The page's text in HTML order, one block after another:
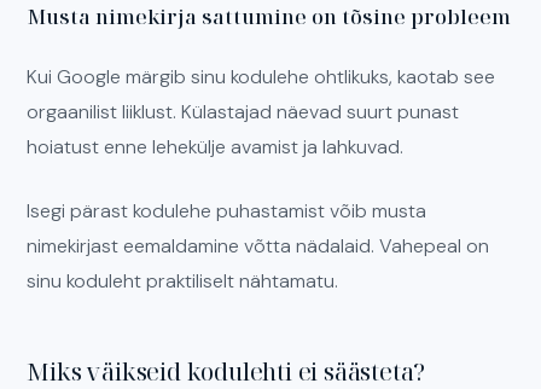
Musta nimekirja sattumine on tõsine probleem
Kui Google märgib sinu kodulehe ohtlikuks, kaotab see
orgaanilist liiklust. Külastajad näevad suurt punast
hoiatust enne lehekülje avamist ja lahkuvad.
Isegi pärast kodulehe puhastamist võib musta
nimekirjast eemaldamine võtta nädalaid. Vahepeal on
sinu koduleht praktiliselt nähtamatu.
Miks väikseid kodulehti ei säästeta?